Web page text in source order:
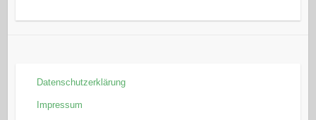
Datenschutzerklärung
Impressum